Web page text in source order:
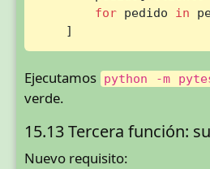
for pedido in
    ]
Ejecutamos python -m
verde.
15.13 Tercera función:
Nuevo requisito: